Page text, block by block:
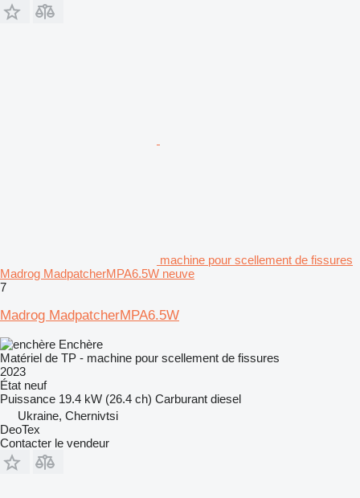
machine pour scellement de fissures
Madrog MadpatcherMPA6.5W neuve
7
Madrog MadpatcherMPA6.5W
Enchère
Matériel de TP - machine pour scellement de fissures
2023
État neuf
Puissance 19.4 kW (26.4 ch) Carburant diesel
Ukraine, Chernivtsi
DeoTex
Contacter le vendeur